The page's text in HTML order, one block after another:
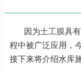
因为土工膜具
程中被广泛应用，
接下来将介绍水库